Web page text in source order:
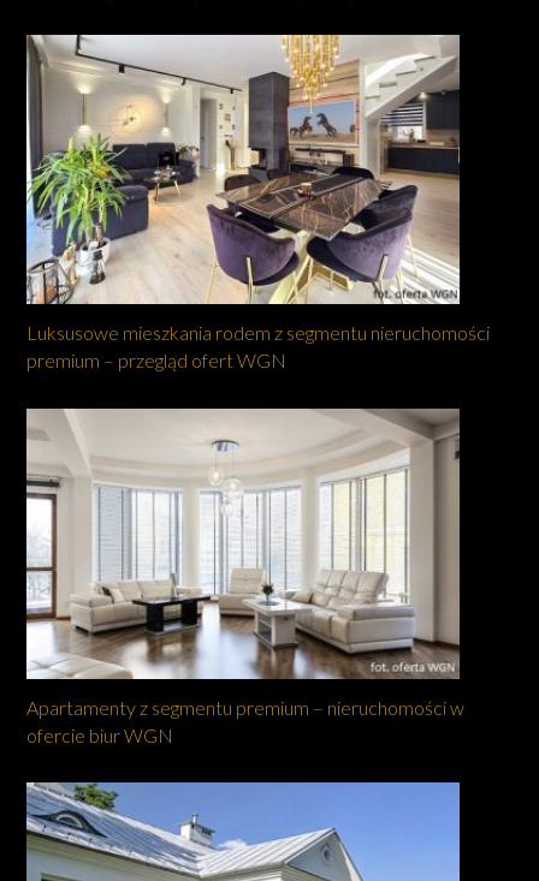
Luksusowe mieszkania rodem z segmentu nieruchomości
premium – przegląd ofert WGN
Apartamenty z segmentu premium – nieruchomości w
ofercie biur WGN